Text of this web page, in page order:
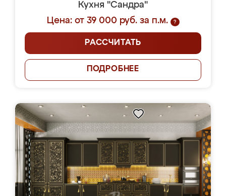
Кухня "Сандра"
Цена: от 39 000 руб. за п.м.
?
РАССЧИТАТЬ
ПОДРОБНЕЕ